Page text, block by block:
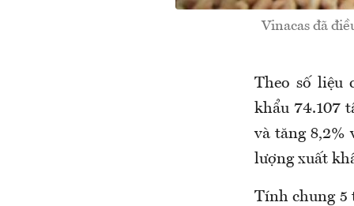
Vinacas đã
Theo số liệu
khẩu 74.107
và tăng 8,2%
lượng xuất
Tính chung 5